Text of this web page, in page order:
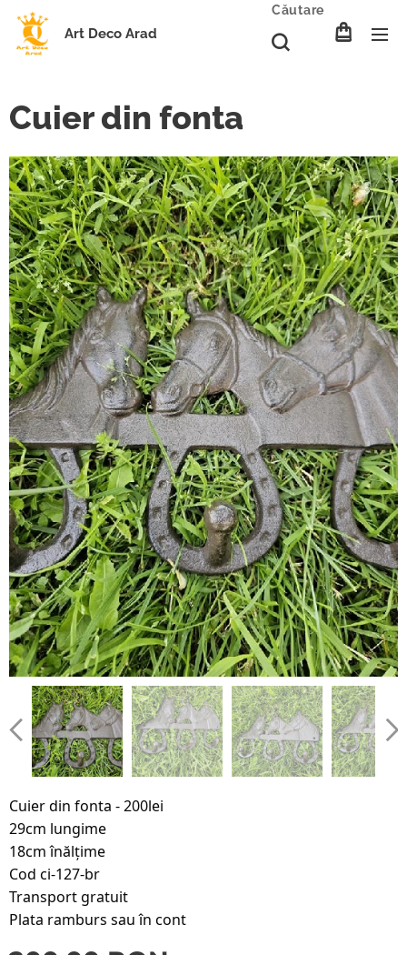
Art Deco Arad
Căutare
Cuier din fonta
Cuier din fonta - 200lei
29cm lungime
18cm înălțime
Cod ci-127-br
Transport gratuit
Plata ramburs sau în cont